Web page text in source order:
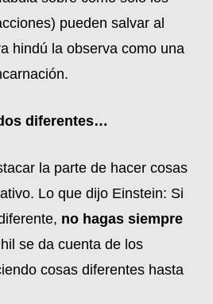
pueden salvar al
hindú la observa como una
diferentes…
la parte de hacer cosas
Lo que dijo Einstein: Si
no hagas siempre
se da cuenta de los
cosas diferentes hasta